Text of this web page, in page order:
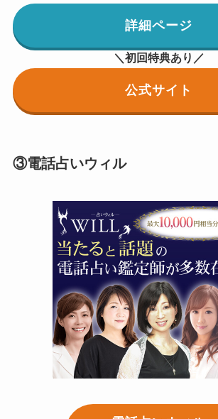
詳細ページ
＼初回特典あり／
公式サイト
③電話占いウィル